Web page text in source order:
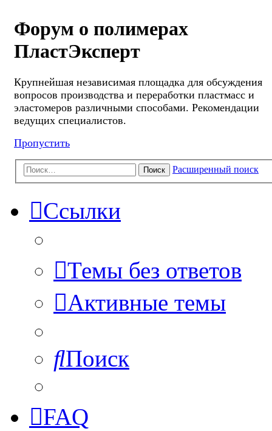
Форум о полимерах
ПластЭксперт
Крупнейшая независимая площадка для обсуждения
вопросов производства и переработки пластмасс и
эластомеров различными способами. Рекомендации
ведущих специалистов.
Пропустить
Поиск Расширенный поиск
Ссылки
Темы без ответов
Активные темы
Поиск
FAQ